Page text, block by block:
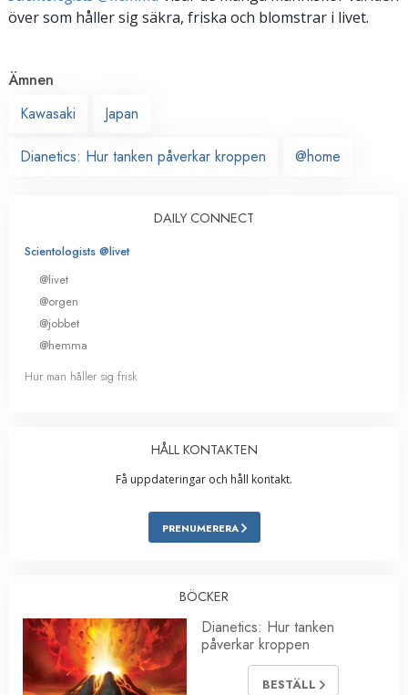
över som håller sig säkra, friska och blomstrar i livet.
Ämnen
Kawasaki
Japan
Dianetics: Hur tanken påverkar kroppen @home
DAILY CONNECT
Scientologists @livet
@livet
@orgen
@jobbet
@hemma
Hur man håller sig frisk
HÅLL KONTAKTEN
Få uppdateringar och håll kontakt.
PRENUMERERA
BÖCKER
Dianetics: Hur tanken
påverkar kroppen
BESTÄLL